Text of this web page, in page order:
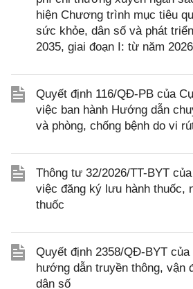
hiện Chương trình mục tiêu
sức khỏe, dân số và phát
2035, giai đoạn I: từ năm
Quyết định 116/QĐ-PB của
việc ban hành Hướng dẫn
và phòng, chống bệnh do vi
Thông tư 32/2026/TT-BYT
việc đăng ký lưu hành thuốc,
thuốc
Quyết định 2358/QĐ-BYT của
hướng dẫn truyền thông, vận
dân số